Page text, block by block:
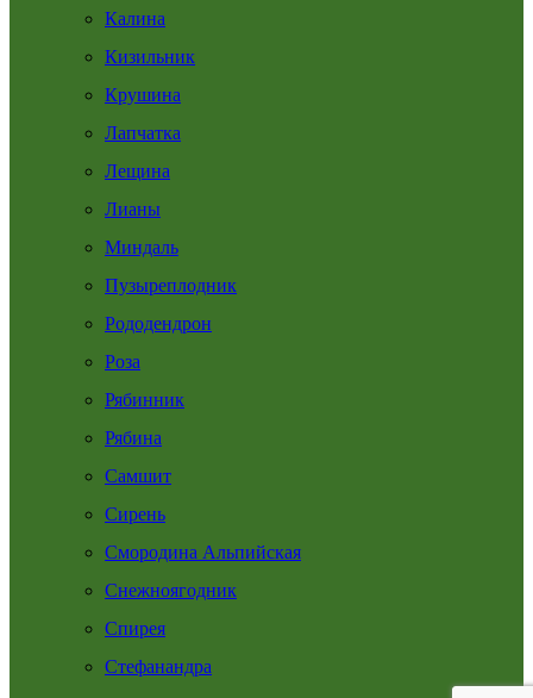
Калина
Кизильник
Крушина
Лапчатка
Лещина
Лианы
Миндаль
Пузыреплодник
Рододендрон
Роза
Рябинник
Рябина
Самшит
Сирень
Смородина Альпийская
Снежноягодник
Спирея
Стефанандра